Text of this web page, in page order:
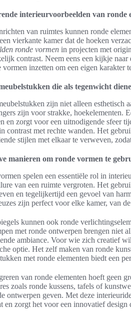
interieurvoorbeelden van ronde
van ruimtes kunnen ronde
vierkante kamer dat de hoeken
ronde vormen in projecten met
contrast. Neem eens een kijkje naar
vormen inzetten om een eigen karakter
die als tegenwicht
zijn niet alleen esthetisch
zijn voor strakke, hoekelementen.
en zorgt voor een uitnodigende sfeer
contrast met rechte wanden. Het
stijlen met elkaar te verweven,
manieren om ronde vormen te
spelen een essentiële rol in
van een ruimte vergroten. Het
en tegelijkertijd een gevoel van
zijn perfect voor elke kamer, van
kunnen ook ronde
met ronde ontwerpen brengen niet
ambiance. Voor wie zich creatief
optie. Het zelf maken van ronde
met ronde elementen biedt een
van ronde elementen hoeft geen
zoals ronde kussens, tafels of
ontwerpen geven. Met deze
en zorgt het voor een innovatief design